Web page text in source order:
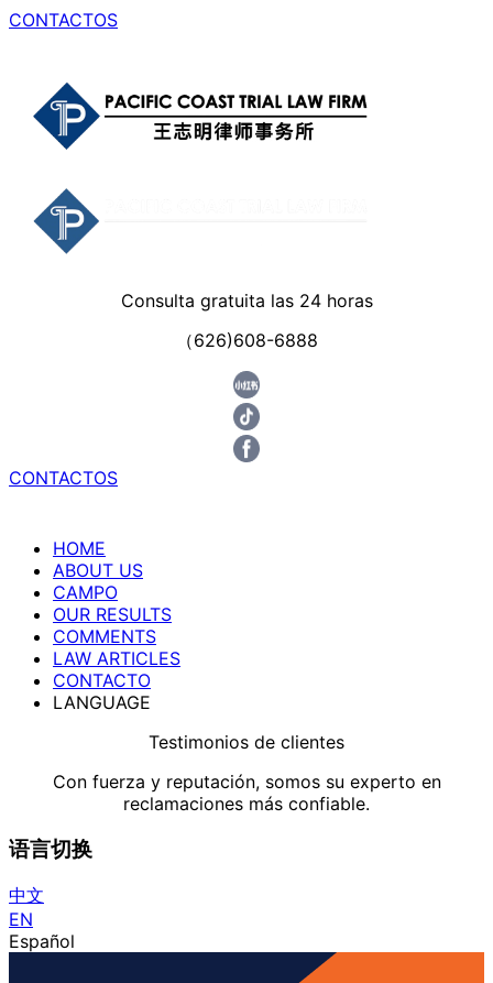
CONTACTOS
Consulta gratuita las 24 horas
（626)608-6888
CONTACTOS
HOME
ABOUT US
CAMPO
OUR RESULTS
COMMENTS
LAW ARTICLES
CONTACTO
LANGUAGE
Testimonios de clientes
Con fuerza y ​​reputación, somos su experto en
reclamaciones más confiable.
语言切换
中文
EN
Español